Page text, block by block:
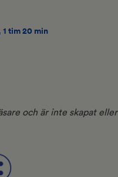
1 tim 20 min
och är inte skapat eller